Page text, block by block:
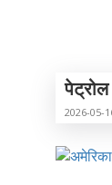
2026-05-